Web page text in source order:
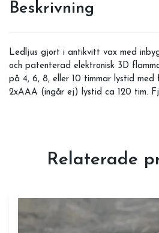
Beskrivning
Ledljus gjort i antikvitt vax med
och patenterad elektronisk 3D
på 4, 6, 8, eller 10 timmar lystid
2xAAA (ingår ej) lystid ca 120 tim.
Relaterade